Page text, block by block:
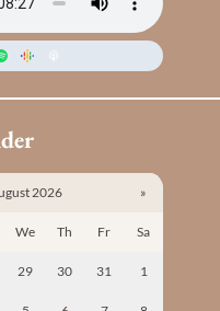
2026 »
We Th Fr Sa
29 30 31 1